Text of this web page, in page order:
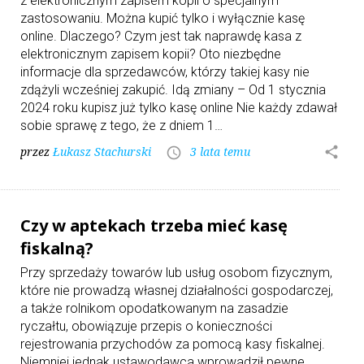
zastosowaniu. Można kupić tylko i wyłącznie kasę
online. Dlaczego? Czym jest tak naprawdę kasa z
elektronicznym zapisem kopii? Oto niezbędne
informacje dla sprzedawców, którzy takiej kasy nie
zdążyli wcześniej zakupić. Idą zmiany – Od 1 stycznia
2024 roku kupisz już tylko kasę online Nie każdy zdawał
sobie sprawę z tego, że z dniem 1…
przezŁukasz Stachurski access_time 3 lata temu share
Czy w aptekach trzeba mieć kasę
fiskalną?
Przy sprzedaży towarów lub usług osobom fizycznym,
które nie prowadzą własnej działalności gospodarczej,
a także rolnikom opodatkowanym na zasadzie
ryczałtu, obowiązuje przepis o konieczności
rejestrowania przychodów za pomocą kasy fiskalnej.